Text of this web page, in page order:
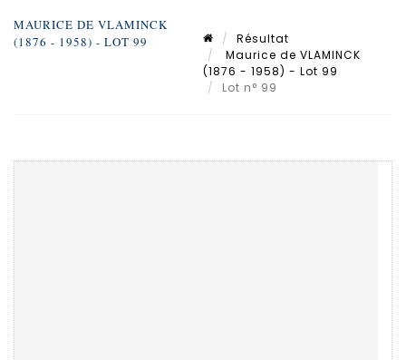
MAURICE DE VLAMINCK
(1876 - 1958) - LOT 99
Résultat
Maurice de VLAMINCK
(1876 - 1958) - Lot 99
Lot n° 99